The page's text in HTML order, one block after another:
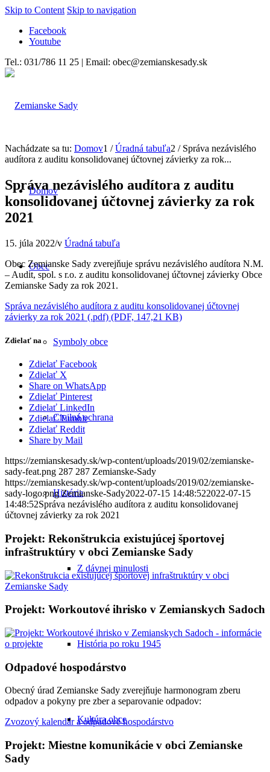
Skip to Content Skip to navigation
Facebook
Youtube
Tel.: 031/786 11 25 | Email: obec@zemianskesady.sk
Domov
Obec
Symboly obce
Civilná ochrana
História
Z dávnej minulosti
História po roku 1945
Kultúra obce
Nachádzate sa tu: Domov1 / Úradná tabuľa2 / Správa nezávislého
audítora z auditu konsolidovanej účtovnej závierky za rok...
Správa nezávislého audítora z auditu
konsolidovanej účtovnej závierky za rok
2021
15. júla 2022/v Úradná tabuľa
Obec Zemianske Sady zverejňuje správu nezávislého audítora N.M.
– Audit, spol. s r.o. z auditu konsolidovanej účtovnej závierky Obce
Zemianske Sady za rok 2021.
Správa nezávislého audítora z auditu konsolidovanej účtovnej
závierky za rok 2021 (.pdf) (PDF, 147,21 KB)
Zdielať na
Zdielať Facebook
Zdielať X
Share on WhatsApp
Zdielať Pinterest
Zdielať LinkedIn
Zdielať Tumblr
Zdielať Reddit
Share by Mail
https://zemianskesady.sk/wp-content/uploads/2019/02/zemianske-
sady-feat.png 287 287 Zemianske-Sady
https://zemianskesady.sk/wp-content/uploads/2019/02/zemianske-
sady-logo.png Zemianske-Sady2022-07-15 14:48:522022-07-15
14:48:52Správa nezávislého audítora z auditu konsolidovanej
účtovnej závierky za rok 2021
Projekt: Rekonštrukcia existujúcej športovej
infraštruktúry v obci Zemianske Sady
Projekt: Workoutové ihrisko v Zemianskych Sadoch
Odpadové hospodárstvo
Obecný úrad Zemianske Sady zverejňuje harmonogram zberu
odpadov a pokyny pre zber a separovanie odpadov:
Zvozový kalendár a odpadové hospodárstvo
Projekt: Miestne komunikácie v obci Zemianske
Sady